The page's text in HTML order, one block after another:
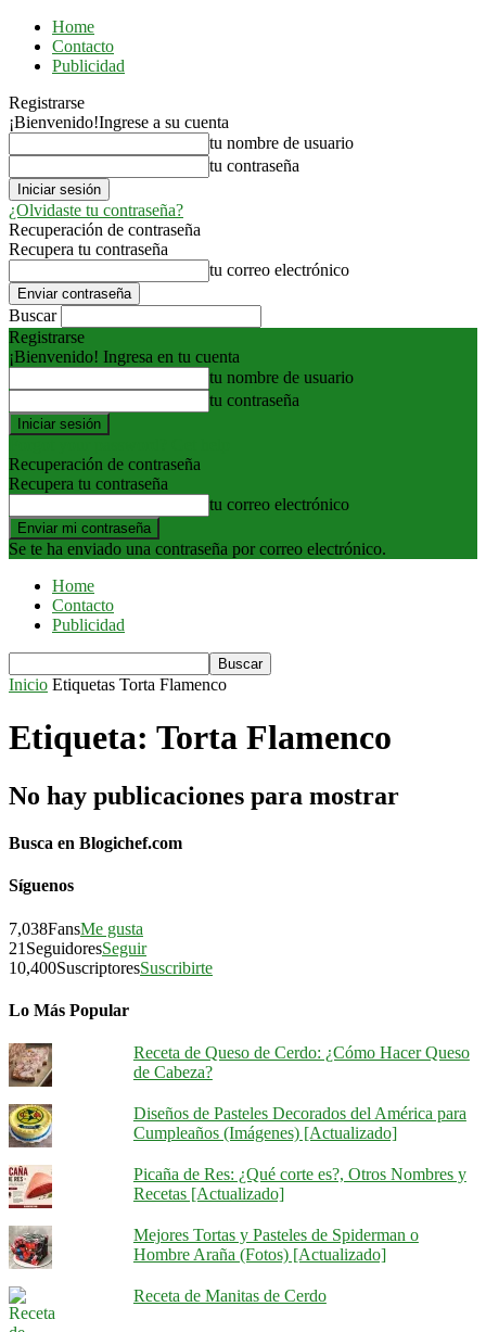
Home
Contacto
Publicidad
Registrarse
¡Bienvenido!Ingrese a su cuenta
tu nombre de usuario
tu contraseña
¿Olvidaste tu contraseña?
Recuperación de contraseña
Recupera tu contraseña
tu correo electrónico
Buscar
Registrarse
¡Bienvenido! Ingresa en tu cuenta
tu nombre de usuario
tu contraseña
Recuperación de contraseña
Recupera tu contraseña
tu correo electrónico
Se te ha enviado una contraseña por correo electrónico.
Home
Contacto
Publicidad
Inicio Etiquetas Torta Flamenco
Etiqueta: Torta Flamenco
No hay publicaciones para mostrar
Busca en Blogichef.com
Síguenos
7,038FansMe gusta
21 SeguidoresSeguir
10,400SuscriptoresSuscribirte
Lo Más Popular
Receta de Queso de Cerdo: ¿Cómo Hacer Queso
de Cabeza?
Diseños de Pasteles Decorados del América para
Cumpleaños (Imágenes) [Actualizado]
Picaña de Res: ¿Qué corte es?, Otros Nombres y
Recetas [Actualizado]
Mejores Tortas y Pasteles de Spiderman o
Hombre Araña (Fotos) [Actualizado]
Receta de Manitas de Cerdo